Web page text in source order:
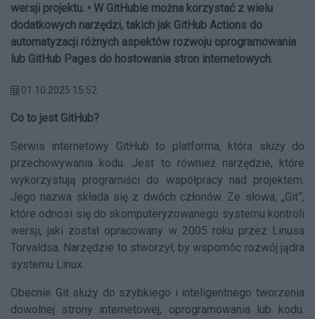
wersji projektu. • W GitHubie można korzystać z wielu
dodatkowych narzędzi, takich jak GitHub Actions do
automatyzacji różnych aspektów rozwoju oprogramowania
lub GitHub Pages do hostowania stron internetowych.
01.10.2025 15:52
Co to jest GitHub?
Serwis internetowy GitHub to platforma, która służy do
przechowywania kodu. Jest to również narzędzie, które
wykorzystują programiści do współpracy nad projektem.
Jego nazwa składa się z dwóch członów. Ze słowa, „Git”,
które odnosi się do skomputeryzowanego systemu kontroli
wersji, jaki został opracowany w 2005 roku przez Linusa
Torvaldsa. Narzędzie to stworzył, by wspomóc rozwój jądra
systemu Linux.
Obecnie Git służy do szybkiego i inteligentnego tworzenia
dowolnej strony internetowej, oprogramowania lub kodu.